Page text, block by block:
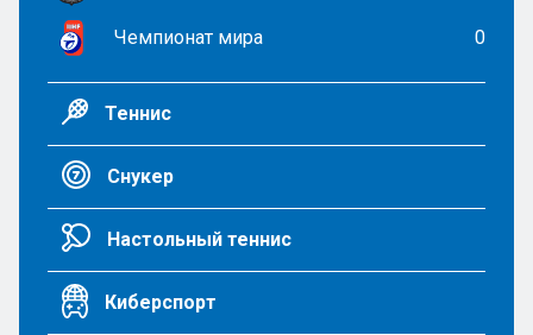
Чемпионат мира 0
Теннис
Снукер
Настольный теннис
Киберспорт